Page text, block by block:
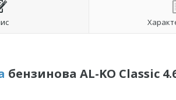
бензинова AL-KO Classic